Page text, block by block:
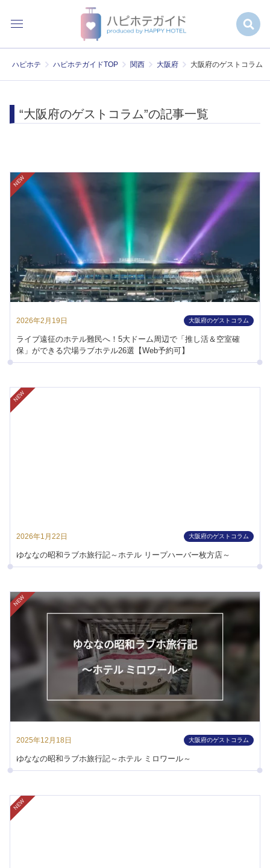
ハピホテ ハピホテガイドTOP 関西 大阪府 大阪府のゲストコラム
“大阪府のゲストコラム”の記事一覧
2026年2月19日 大阪府のゲストコラム
ライブ遠征のホテル難民へ！5大ドーム周辺で「推し活＆空室確
保」ができる穴場ラブホテル26選【Web予約可】
NEW
2026年1月22日 大阪府のゲストコラム
ゆななの昭和ラブホ旅行記～ホテル リープハーバー枚方店～
NEW
2025年12月18日 大阪府のゲストコラム
ゆななの昭和ラブホ旅行記～ホテル ミロワール～
NEW
NEW